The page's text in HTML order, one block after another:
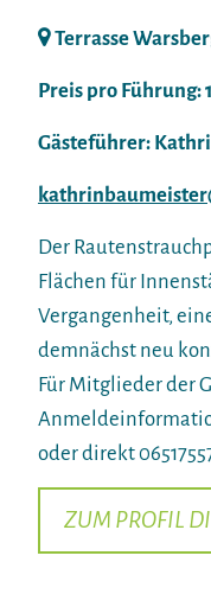
Terrasse
Preis pro Führung:
Gästeführer:
Der
Flächen für
Vergangenheit,
demnächst neu
Für Mitglieder der
oder direkt
ZUM PROFIL